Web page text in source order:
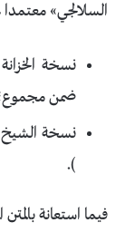
السلالجي»
ضمن
).
فيما استعانة